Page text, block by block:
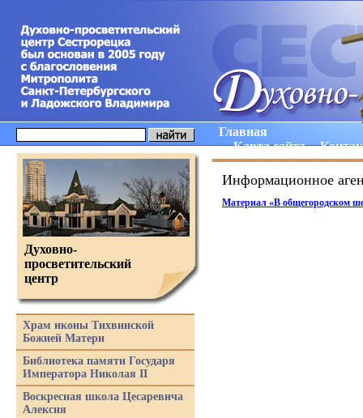
Главная
Карта сайта
Информационное
Материал «В общегородском
Духовно-
просветительский
центр
Храм иконы Тихвинской
Божией Матери
Библиотека памяти Государя
Императора Николая II
Воскресная школа Цесаревича
Алексия